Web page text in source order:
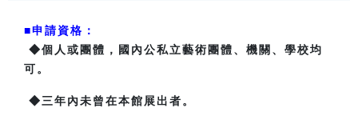
■申請資格：
◆個人或團體，國內公私立藝術團體、機關、學校均
可。
◆三年內未曾在本館展出者。